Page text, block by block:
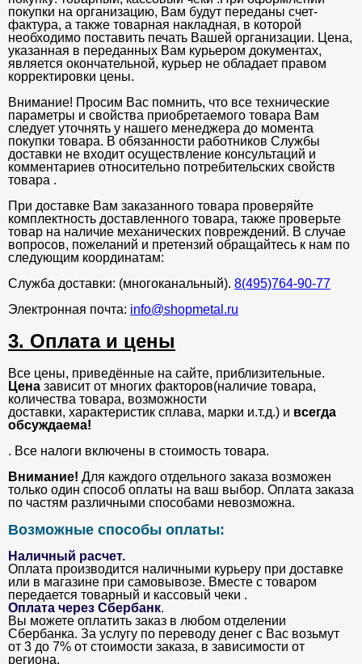
покупки на организацию, Вам будут переданы счет-
фактура, а также товарная накладная, в которой
необходимо поставить печать Вашей организации. Цена,
указанная в переданных Вам курьером документах,
является окончательной, курьер не обладает правом
корректировки цены.
Внимание! Просим Вас помнить, что все технические
параметры и свойства приобретаемого товара Вам
следует уточнять у нашего менеджера до момента
покупки товара. В обязанности работников Службы
доставки не входит осуществление консультаций и
комментариев относительно потребительских свойств
товара .
При доставке Вам заказанного товара проверяйте
комплектность доставленного товара, также проверьте
товар на наличие механических повреждений. В случае
вопросов, пожеланий и претензий обращайтесь к нам по
следующим координатам:
Служба доставки: (многоканальный). 8(495)764-90-77
Электронная почта: info@shopmetal.ru
3. Оплата и цены
Все цены, приведённые на сайте, приблизительные.
Цена зависит от многих факторов(наличие товара,
количества товара, возможности
доставки, характеристик сплава, марки и.т.д.) и всегда
обсуждаема!
. Все налоги включены в стоимость товара.
Внимание! Для каждого отдельного заказа возможен
только один способ оплаты на ваш выбор. Оплата заказа
по частям различными способами невозможна.
Возможные способы оплаты:
Наличный расчет.
Оплата производится наличными курьеру при доставке
или в магазине при самовывозе. Вместе с товаром
передается товарный и кассовый чеки .
Оплата через Сбербанк.
Вы можете оплатить заказ в любом отделении
Сбербанка. За услугу по переводу денег с Вас возьмут
от 3 до 7% от стоимости заказа, в зависимости от
региона.